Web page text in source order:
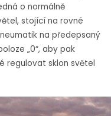
o normálně
stojící na rovné
na předepsaný
„0“, aby pak
regulovat sklon světel